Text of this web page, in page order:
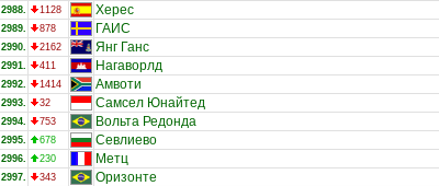
2988. 1128 Херес
2989.
878 ГАИС
2990.
2162 Янг Ганс
2991.
411 Нагаворлд
2992.
1414 Амвоти
2993.
32 Самсел Юнайтед
2994.
753 Вольта Редонда
2995.
678 Севлиево
2996.
230 Метц
2997.
343 Оризонте